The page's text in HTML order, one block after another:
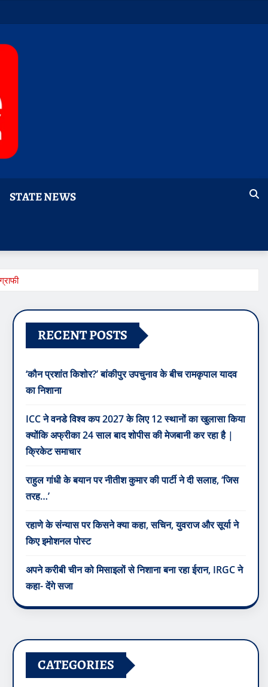
STATE NEWS
RECENT POSTS
‘कौन प्रशांत किशोर?’ बांकीपुर उपचुनाव के बीच रामकृपाल यादव
का निशाना
ICC ने वनडे विश्व कप 2027 के लिए 12 स्थानों का खुलासा किया
क्योंकि अफ्रीका 24 साल बाद शोपीस की मेजबानी कर रहा है |
क्रिकेट समाचार
राहुल गांधी के बयान पर नीतीश कुमार की पार्टी ने दी सलाह, ‘जिस
तरह…’
रहाणे के संन्यास पर किसने क्या कहा, सचिन, युवराज और सूर्या ने
किए इमोशनल पोस्ट
अपने करीबी चीन को मिसाइलों से निशाना बना रहा ईरान, IRGC ने
कहा- देंगे सजा
CATEGORIES